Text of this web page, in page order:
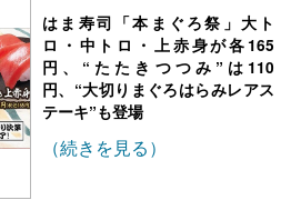
はま寿司「本まぐろ祭」大ト
ロ・中トロ・上赤身が各165
円、“たたきつつみ”は110
円、“大切りまぐろはらみレアス
テーキ”も登場
（続きを見る）